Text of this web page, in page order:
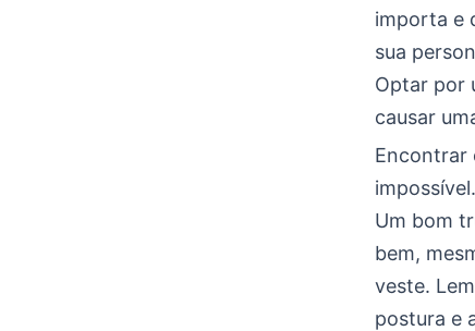
importa e
sua
Optar por
causar
Encontrar
Um bom
bem,
veste.
postura e